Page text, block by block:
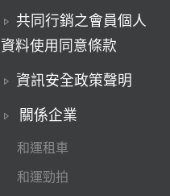
共同行銷之會員個人
資料使用同意條款
資訊安全政策聲明
關係企業
和運租車
和運勁拍